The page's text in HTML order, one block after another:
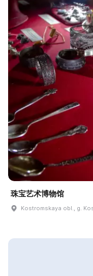
珠宝艺术博物馆
Kostromskaya obl., g.